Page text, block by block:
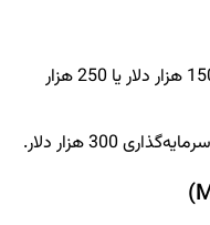
حداقل سرمایه‌گذاری 150 هزار دلار یا 250 هزار
300 هزار دلار.